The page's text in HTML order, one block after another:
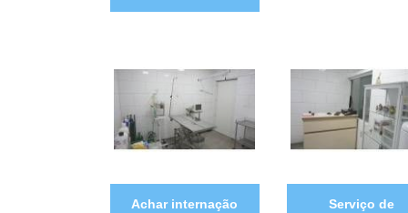
Achar internação
Serviço de